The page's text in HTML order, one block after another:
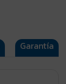
Garantía